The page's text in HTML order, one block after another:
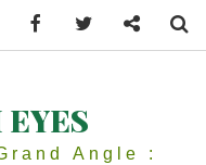
Angle :
Facebook Twitter